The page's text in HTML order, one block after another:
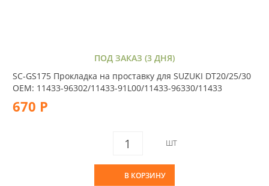
ПОД ЗАКАЗ (3 ДНЯ)
SC-GS175 Прокладка на проставку для SUZUKI DT20/25/30
OEM: 11433-96302/11433-91L00/11433-96330/11433
670 Р
ШТ
В КОРЗИНУ